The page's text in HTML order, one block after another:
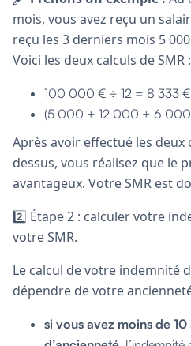
mois, vous avez reçu un
reçu les 3 derniers mois 5
Voici les deux calculs de SMR :
100 000 € ÷ 12 = 8 333 €
(5 000 + 12 000 + 6
Après avoir effectué les deux
dessus, vous réalisez que le
avantageux. Votre SMR est
2️⃣ Étape 2 : calculer votre
votre SMR.
Le calcul de votre indemnité
dépendre de votre
si vous avez moins de 10